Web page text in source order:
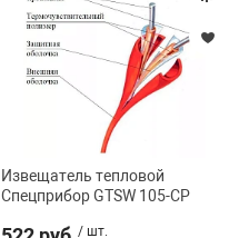
Извещатель тепловой
Спецприбор GTSW 105-CP
/ шт.